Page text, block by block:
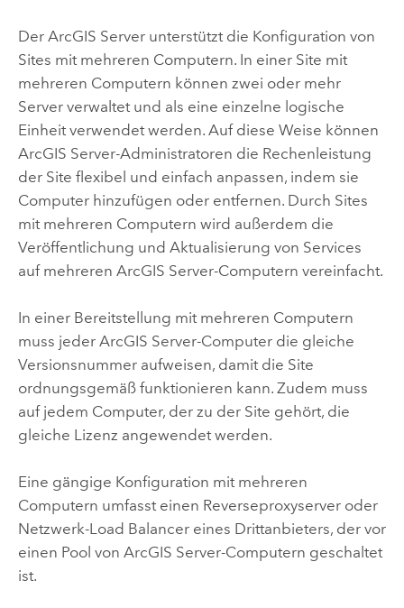
Der ArcGIS Serverunterstützt die Konfiguration von
Sites mit mehreren Computern. In einer Site mit
mehreren Computern können zwei oder mehr
Server verwaltet und als eine einzelne logische
Einheit verwendet werden. Auf diese Weise können
ArcGIS Server-Administratoren die Rechenleistung
der Site flexibel und einfach anpassen, indem sie
Computer hinzufügen oder entfernen. Durch Sites
mit mehreren Computern wird außerdem die
Veröffentlichung und Aktualisierung von Services
auf mehreren ArcGIS Server-Computern vereinfacht.
In einer Bereitstellung mit mehreren Computern
muss jeder ArcGIS Server-Computer die gleiche
Versionsnummer aufweisen, damit die Site
ordnungsgemäß funktionieren kann. Zudem muss
auf jedem Computer, der zu der Site gehört, die
gleiche Lizenz angewendet werden.
Eine gängige Konfiguration mit mehreren
Computern umfasst einen Reverseproxyserver oder
Netzwerk-Load Balancer eines Drittanbieters, der vor
einen Pool von ArcGIS Server-Computern geschaltet
ist.